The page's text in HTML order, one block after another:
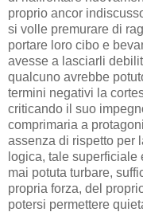
proprio ancor
si volle premurare di
portare loro cibo e
avesse a lasciarli
qualcuno avrebbe
termini negativi la
criticando il suo
comprimaria a
assenza di rispetto per
logica, tale superficiale
mai potuta turbare,
propria forza, del
potersi permettere